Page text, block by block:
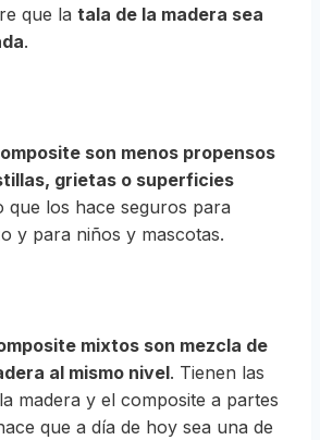
que la tala de la madera sea
.
son menos propensos
grietas o superficies
que los hace seguros para
y para niños y mascotas.
mixtos son mezcla de
al mismo nivel. Tienen las
madera y el composite a partes
que a día de hoy sea una de